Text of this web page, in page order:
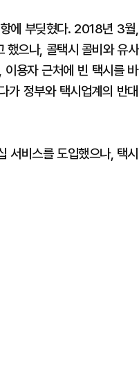
에 부딪혔다. 2018년 3월,
했으나, 콜택시 콜비와 유사
용자 근처에 빈 택시를 바
가 정부와 택시업계의 반대
비스를 도입했으나, 택시